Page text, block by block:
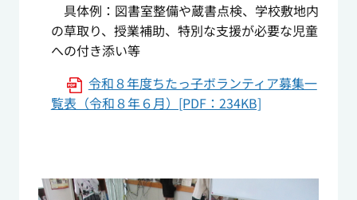
具体例：図書室整備や蔵書点検、学校敷地内
の草取り、授業補助、特別な支援が必要な児童
への付き添い等
令和８年度ちたっ子ボランティア募集一
覧表（令和８年６月）[PDF：234KB]